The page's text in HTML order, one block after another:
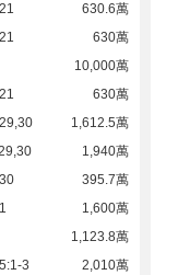
630.6萬
630萬
10,000萬
630萬
1,612.5萬
1,940萬
395.7萬
1,600萬
1,123.8萬
3
2,010萬